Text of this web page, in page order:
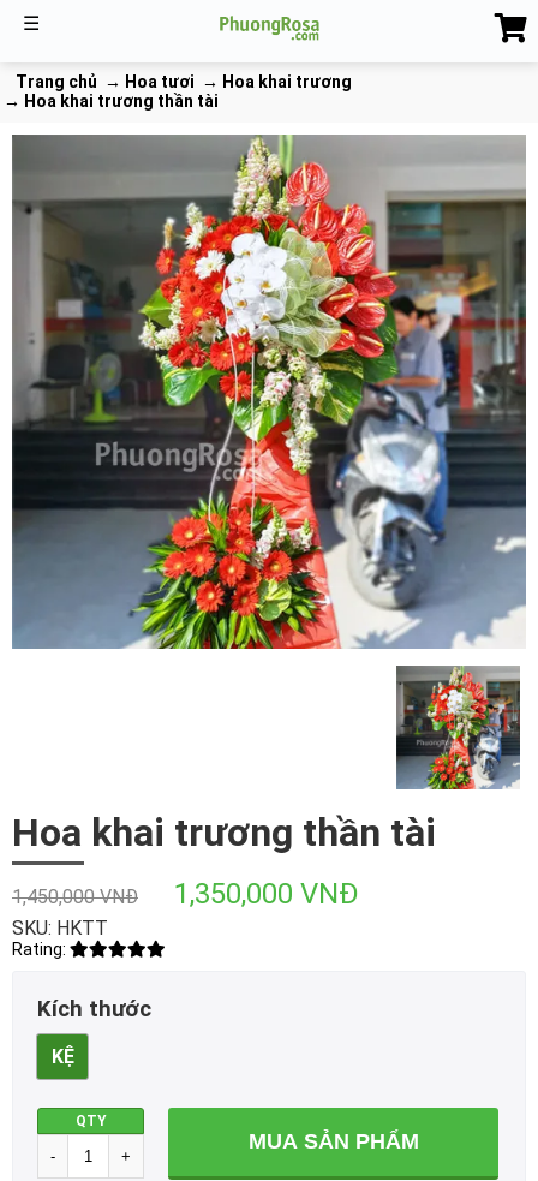
☰
Trang chủ Hoa tươi
Hoa khai trương
Hoa khai trương thần tài
Hoa khai trương thần tài
1,450,000 VNĐ 1,350,000 VNĐ
SKU: HKTT
Rating:
Kích thước
KỆ
QTY
MUA SẢN PHẨM